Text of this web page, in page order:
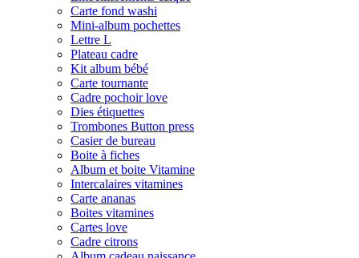
Carte fond washi
Mini-album pochettes
Lettre L
Plateau cadre
Kit album bébé
Carte tournante
Cadre pochoir love
Dies étiquettes
Trombones Button press
Casier de bureau
Boite à fiches
Album et boite Vitamine
Intercalaires vitamines
Carte ananas
Boites vitamines
Cartes love
Cadre citrons